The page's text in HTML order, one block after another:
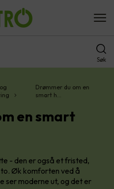
Søk
Drømmer du om en
smart h…
en smart
- den er også et fristed,
Øk komforten ved å
ser moderne ut, og det er